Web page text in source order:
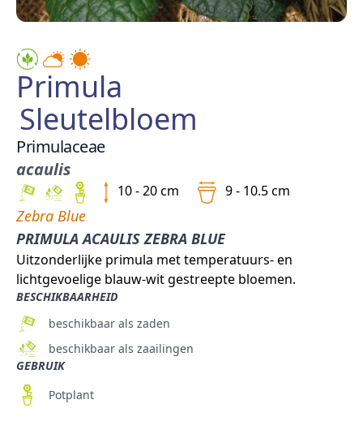
Primula
Sleutelbloem
Primulaceae
acaulis
10 - 20 cm 9 - 10.5 cm
Zebra Blue
PRIMULA ACAULIS ZEBRA BLUE
Uitzonderlijke primula met temperatuurs- en
lichtgevoelige blauw-wit gestreepte bloemen.
BESCHIKBAARHEID
beschikbaar als zaden
beschikbaar als zaailingen
GEBRUIK
Potplant